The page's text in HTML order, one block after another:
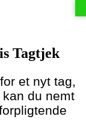
Tagtjek
et nyt tag,
du nemt